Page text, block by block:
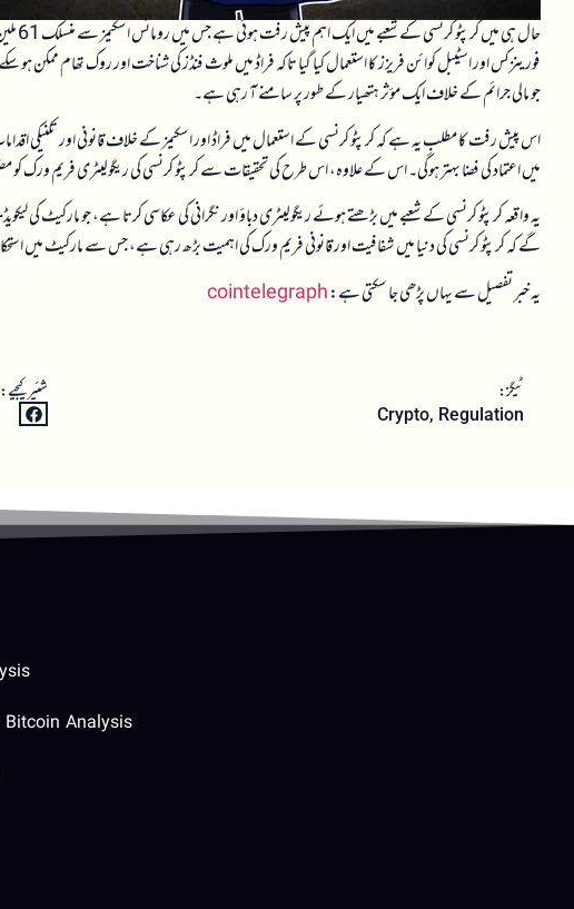
حال
فورینزکس اور اسٹیبل کوائن فریزز کا استعمال کیا گیا تاکہ فراڈ میں ملوث فنڈز کی شناخت اور روک تھام ممکن
جو مالی جرائم کے خلاف ایک مؤثر ہتھیار کے طور پر سامنے آ رہی ہے۔
اس پیش رفت کا مطلب یہ ہے کہ کرپٹو کرنسی کے استعمال میں فراڈ اور اسکیمز کے خلاف قانونی اور تکنیکی
میں اعتماد کی فضا بہتر ہوگی۔ اس کے علاوہ، اس طرح کی تحقیقات سے کرپٹو کرنسی کی ریگولیٹری فریم
یہ واقعہ کرپٹو کرنسی کے شعبے میں بڑھتے ہوئے ریگولیٹری دباؤ اور نگرانی کی عکاسی کرتا ہے، جو مارکیٹ کی
گے کہ کرپٹو کرنسی کی دنیا میں شفافیت اور قانونی فریم ورک کی اہمیت بڑھ رہی ہے، جس سے مارکیٹ میں
یہ خبر تفصیل سے یہاں پڑھی جا سکتی ہے:cointelegraph
ٹیگز:
Crypto, Regulation
شئیر کیجیے:
Analysis